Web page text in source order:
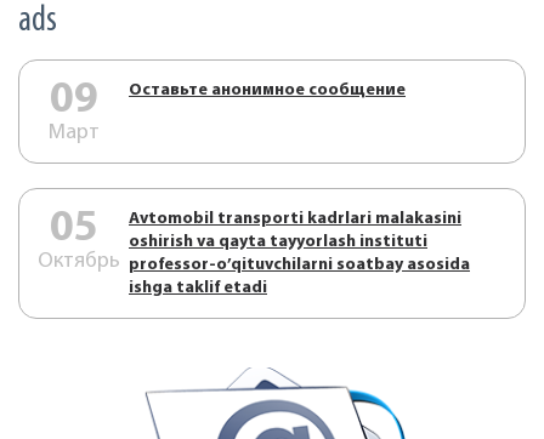
ads
09
Март
Оставьте анонимное сообщение
05
Октябрь
Аvtоmоbil trаnspоrti kаdrlаri mаlаkаsini
оshirish vа qаytа tаyyorlаsh instituti
prоfеssоr-o’qituvchilаrni sоаtbаy аsоsidа
ishgа tаklif etаdi